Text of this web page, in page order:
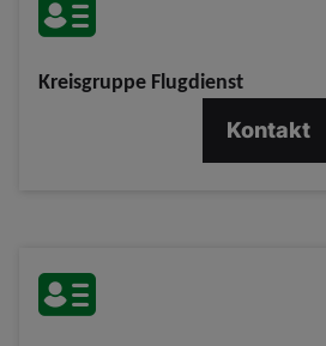
Kreisgruppe Flugdienst
Kontakt